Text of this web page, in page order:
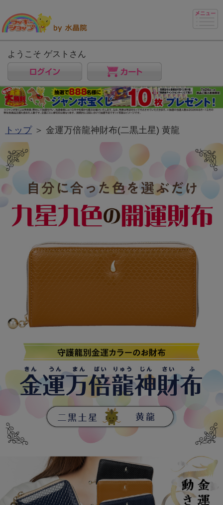
ようこそ ゲストさん
トップ＞ 金運万倍龍神財布(二黒土星) 黄龍